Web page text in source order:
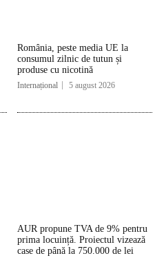
România, peste media UE la
consumul zilnic de tutun și
produse cu nicotină
Internațional 5 august 2026
AUR propune TVA de 9% pentru
prima locuință. Proiectul vizează
case de până la 750.000 de lei